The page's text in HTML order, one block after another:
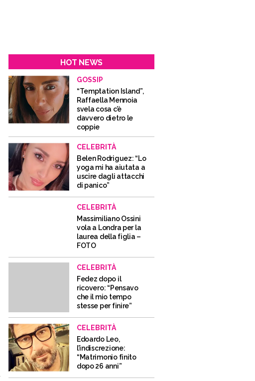
HOT NEWS
GOSSIP
“Temptation Island”,
Raffaella Mennoia
svela cosa c’è
davvero dietro le
coppie
CELEBRITÀ
Belen Rodriguez: “Lo
yoga mi ha aiutata a
uscire dagli attacchi
di panico”
CELEBRITÀ
Massimiliano Ossini
vola a Londra per la
laurea della figlia –
FOTO
CELEBRITÀ
Fedez dopo il
ricovero: “Pensavo
che il mio tempo
stesse per finire”
CELEBRITÀ
Edoardo Leo,
l’indiscrezione:
“Matrimonio finito
dopo 26 anni”